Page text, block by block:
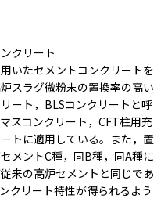
クリート
いたセメントコンクリートを
スラグ微粉末の置換率の高い
ート，BLSコンクリートと呼
スコンクリート，CFT柱用充
トに適用している。また，置
メントC種，同B種，同A種に
来の高炉セメントと同じであ
クリート特性が得られるよう